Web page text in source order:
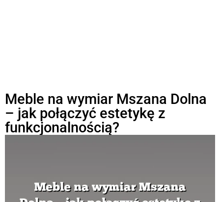
Meble na wymiar Mszana Dolna
– jak połączyć estetykę z
funkcjonalnością?